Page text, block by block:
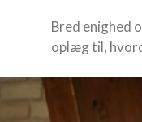
Bred enighed
oplæg til,